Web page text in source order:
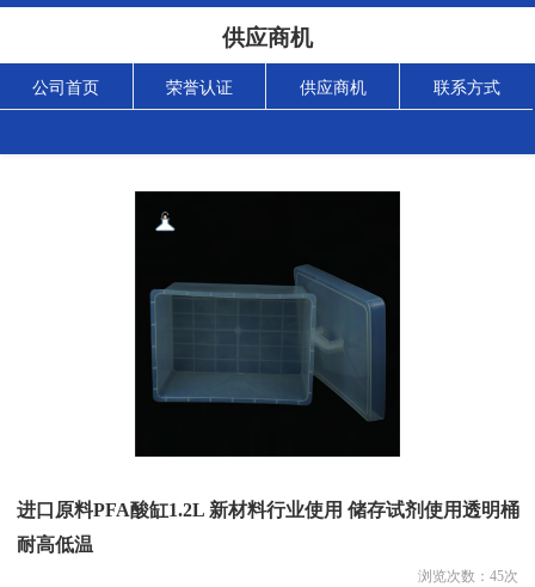
供应商机
公司首页 荣誉认证 供应商机 联系方式
进口原料PFA酸缸1.2L 新材料行业使用 储存试剂使用透明桶
耐高低温
浏览次数： 45次